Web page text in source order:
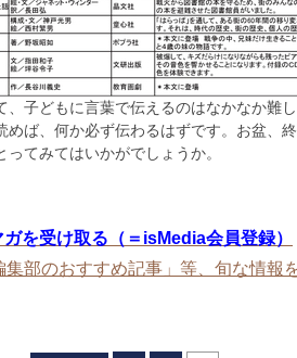
、子どもに言葉で伝えるのはなかなか難し
めば、何か必ず伝わるはずです。お盆、
ってみてはいかがでしょうか。
を受け取る（＝isMedia会員登録）
部のおすすめ記事」等、旬な情報